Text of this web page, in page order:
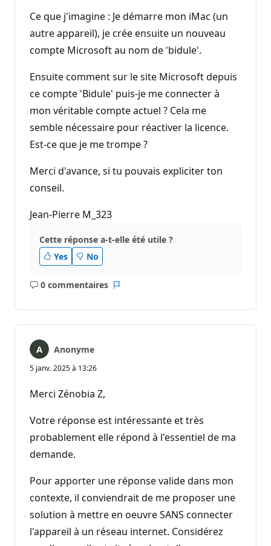
Ce que j'imagine : Je démarre mon iMac (un
autre appareil), je crée ensuite un nouveau
compte Microsoft au nom de 'bidule'.
Ensuite comment sur le site Microsoft depuis
ce compte 'Bidule' puis-je me connecter à
mon véritable compte actuel ? Cela me
semble nécessaire pour réactiver la licence.
Est-ce que je me trompe ?
Merci d'avance, si tu pouvais expliciter ton
conseil.
Jean-Pierre M_323
Cette réponse a-t-elle été utile ?
Yes
No
0 commentaires
Aucun
Anonyme
5 janv. 2025 à 13:26
Merci Zénobia Z,
Votre réponse est intéressante et très
probablement elle répond à l'essentiel de ma
demande.
Pour apporter une réponse valide dans mon
contexte, il conviendrait de me proposer une
solution à mettre en oeuvre SANS connecter
l'appareil à un réseau internet. Considérez